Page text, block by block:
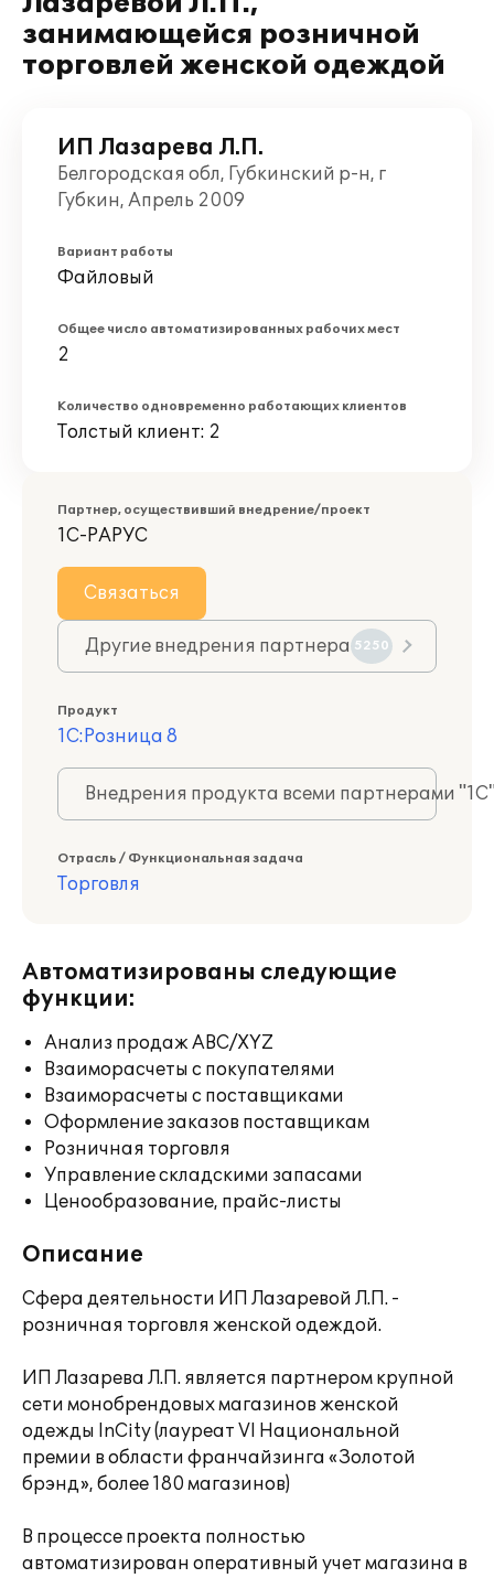
занимающейся розничной
торговлей женской одеждой
ИП Лазарева Л.П.
Белгородская обл, Губкинский р-н, г
Губкин, Апрель 2009
Вариант работы
Файловый
Общее число автоматизированных рабочих мест
2
Количество одновременно работающих клиентов
Толстый клиент: 2
Партнер, осуществивший внедрение/проект
1С-РАРУС
Связаться
Другие внедрения партнера 5250
Продукт
1С:Розница 8
Внедрения продукта всеми партнерами
Отрасль / Функциональная задача
Торговля
Автоматизированы следующие
функции:
Анализ продаж ABC/XYZ
Взаиморасчеты с покупателями
Взаиморасчеты с поставщиками
Оформление заказов поставщикам
Розничная торговля
Управление складскими запасами
Ценообразование, прайс-листы
Описание
Сфера деятельности ИП Лазаревой Л.П. -
розничная торговля женской одеждой.
ИП Лазарева Л.П. является партнером крупной
сети монобрендовых магазинов женской
одежды InCity (лауреат VI Национальной
премии в области франчайзинга «Золотой
брэнд», более 180 магазинов)
В процессе проекта полностью
автоматизирован оперативный учет магазина в